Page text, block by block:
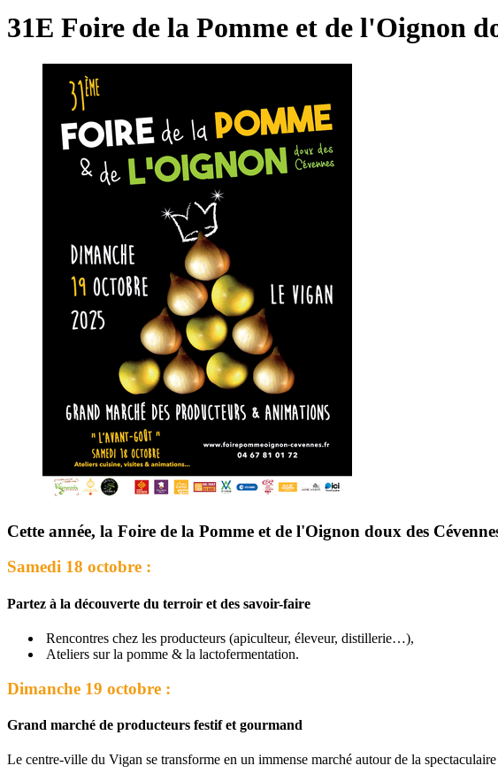
31E Foire de la Pomme et de l'Oignon
Cette année, la Foire de la Pomme et de l'Oignon doux des
Samedi 18 octobre :
Partez à la découverte du terroir et des savoir-faire
Rencontres chez les producteurs (apiculteur, éleveur, distillerie…),
Ateliers sur la pomme & la lactofermentation.
Dimanche 19 octobre :
Grand marché de producteurs festif et gourmand
Le centre-ville du Vigan se transforme en un immense marché autour de la